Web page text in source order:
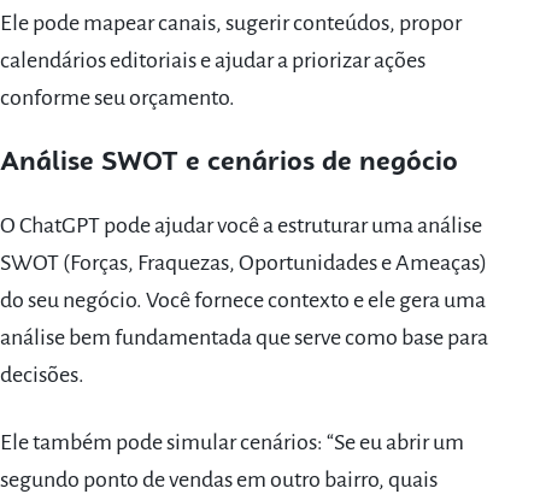
Ele pode mapear canais, sugerir conteúdos, propor
calendários editoriais e ajudar a priorizar ações
conforme seu orçamento.
Análise SWOT e cenários de negócio
O ChatGPT pode ajudar você a estruturar uma análise
SWOT (Forças, Fraquezas, Oportunidades e Ameaças)
do seu negócio. Você fornece contexto e ele gera uma
análise bem fundamentada que serve como base para
decisões.
Ele também pode simular cenários: “Se eu abrir um
segundo ponto de vendas em outro bairro, quais